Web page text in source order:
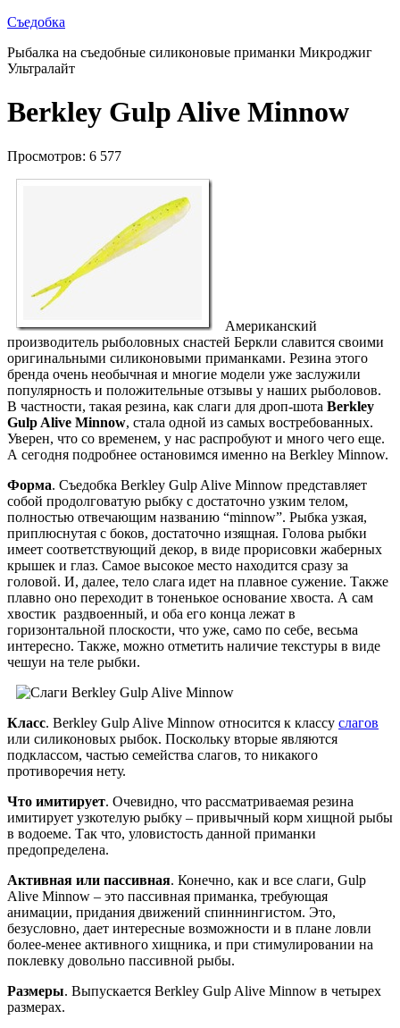
Съедобка
Рыбалка на съедобные силиконовые приманки Микроджиг
Ультралайт
Berkley Gulp Alive Minnow
Просмотров: 6 577
Американский
производитель рыболовных снастей Беркли славится своими
оригинальными силиконовыми приманками. Резина этого
бренда очень необычная и многие модели уже заслужили
популярность и положительные отзывы у наших рыболовов.
В частности, такая резина, как слаги для дроп-шота Berkley
Gulp Alive Minnow, стала одной из самых востребованных.
Уверен, что со временем, у нас распробуют и много чего еще.
А сегодня подробнее остановимся именно на Berkley Minnow.
Форма. Съедобка Berkley Gulp Alive Minnow представляет
собой продолговатую рыбку с достаточно узким телом,
полностью отвечающим названию “minnow”. Рыбка узкая,
приплюснутая с боков, достаточно изящная. Голова рыбки
имеет соответствующий декор, в виде прорисовки жаберных
крышек и глаз. Самое высокое место находится сразу за
головой. И, далее, тело слага идет на плавное сужение. Также
плавно оно переходит в тоненькое основание хвоста. А сам
хвостик раздвоенный, и оба его конца лежат в
горизонтальной плоскости, что уже, само по себе, весьма
интересно. Также, можно отметить наличие текстуры в виде
чешуи на теле рыбки.
Класс. Berkley Gulp Alive Minnow относится к классу слагов
или силиконовых рыбок. Поскольку вторые являются
подклассом, частью семейства слагов, то никакого
противоречия нету.
Что имитирует. Очевидно, что рассматриваемая резина
имитирует узкотелую рыбку – привычный корм хищной рыбы
в водоеме. Так что, уловистость данной приманки
предопределена.
Активная или пассивная. Конечно, как и все слаги, Gulp
Alive Minnow – это пассивная приманка, требующая
анимации, придания движений спиннингистом. Это,
безусловно, дает интересные возможности и в плане ловли
более-менее активного хищника, и при стимулировании на
поклевку довольно пассивной рыбы.
Размеры. Выпускается Berkley Gulp Alive Minnow в четырех
размерах.